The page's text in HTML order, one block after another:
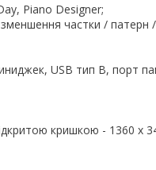
Piano Designer;
частки / патерн
USB тип B, порт
кришкою - 1360 x